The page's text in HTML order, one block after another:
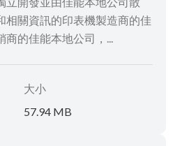
相關資訊的印表機製造商的佳
商的佳能本地公司，...
大小
57.94 MB